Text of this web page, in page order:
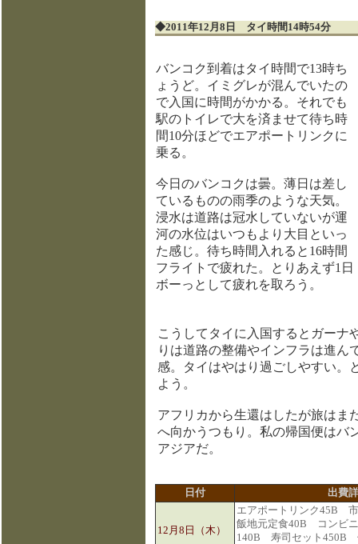
◆2011年12月8日 タイ時間14時54分
バンコク到着はタイ時間で13時ち
ょうど。イミグレが混んでいたの
で入国に時間がかかる。それでも
駅のトイレで大を済ませて待ち時
間10分ほどでエアポートリンクに
乗る。
今日のバンコクは曇。薄日は差し
ているものの雨季のような天気。
浸水は道路は冠水していないが運
河の水位はいつもより大目といっ
た感じ。待ち時間入れると16時間
フライトで疲れた。とりあえず1日
ボーっとして疲れを取ろう。
こうしてタイに入国するとガーナ
りは道路の整備やインフラは進ん
感。タイはやはり過ごしやすい。
よう。
アフリカから生還はしたが旅はま
へ向かうつもり。私の帰国便はバ
アジアだ。
日付 出費
12月8日（木）
エアポートリンク45B
飯地元定食40B コンビ
140B 寿司セット450B